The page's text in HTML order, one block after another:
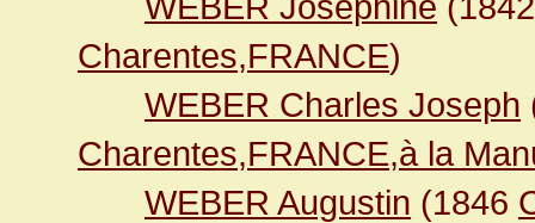
Charentes,FRANCE)
WEBER Charles Joseph
Charentes,FRANCE,à la
WEBER Augustin (1846